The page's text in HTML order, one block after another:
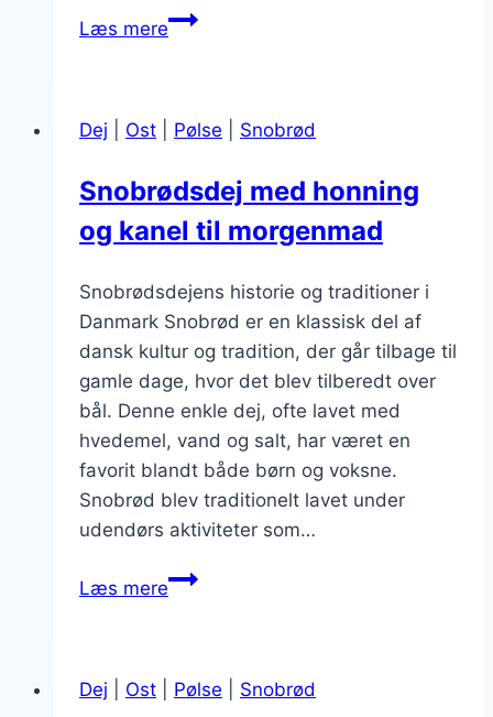
Læs mereSnobrødsdej
flødeost
Dej Ost Pølse Snobrød
Snobrødsdej med honning
og kanel til morgenmad
Snobrødsdejens historie og traditioner i
Danmark Snobrød er en klassisk del af
dansk kultur og tradition, der går tilbage til
gamle dage, hvor det blev tilberedt over
bål. Denne enkle dej, ofte lavet med
hvedemel, vand og salt, har været en
favorit blandt både børn og voksne.
Snobrød blev traditionelt lavet under
udendørs aktiviteter som…
Læs mereSnobrødsdej
kanel
Dej Ost Pølse Snobrød